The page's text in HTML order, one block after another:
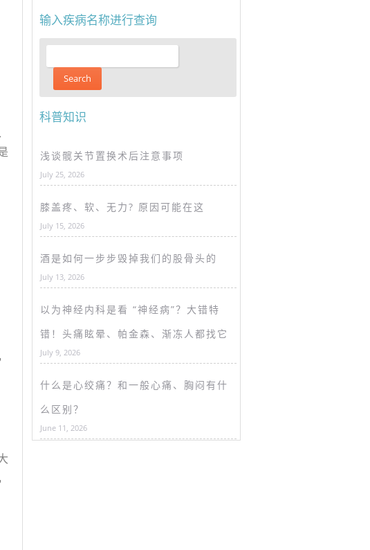
输入疾病名称进行查询
科普知识
浅谈髋关节置换术后注意事项
July 25, 2026
膝盖疼、软、无力? 原因可能在这
July 15, 2026
酒是如何一步步毁掉我们的股骨头的
July 13, 2026
以为神经内科是看 “神经病”？大错特
错！头痛眩晕、帕金森、渐冻人都找它
July 9, 2026
什么是心绞痛？和一般心痛、胸闷有什
么区别？
June 11, 2026